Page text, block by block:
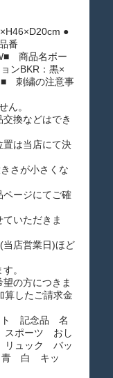
●
番
商品名ボー
ンBKR：黒×
■ 刺繍の注意事
ん。
換などはでき
は当店にて決
さが小さくな
ージにてご確
いただきま
店営業日)ほど
。
の方につきま
算したご請求金
ト 記念品 名
ポーツ おし
ュック バッ
白 キッ